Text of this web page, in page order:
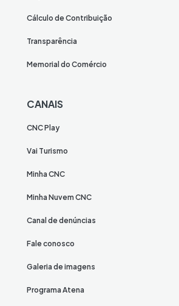
Cálculo de Contribuição
Transparência
Memorial do Comércio
CANAIS
CNC Play
Vai Turismo
Minha CNC
Minha Nuvem CNC
Canal de denúncias
Fale conosco
Galeria de imagens
Programa Atena